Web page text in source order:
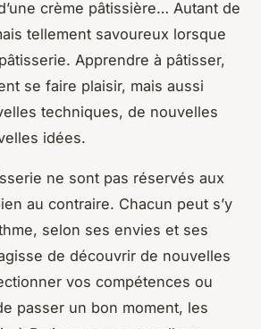
crème pâtissière… Autant de
tellement savoureux lorsque
Apprendre à pâtisser,
se faire plaisir, mais aussi
techniques, de nouvelles
idées.
ne sont pas réservés aux
au contraire. Chacun peut s’y
selon ses envies et ses
de découvrir de nouvelles
vos compétences ou
passer un bon moment, les